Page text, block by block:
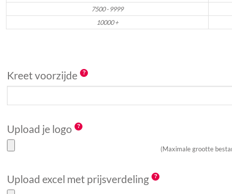
7500 - 9999
10000 +
Kreet voorzijde
Upload je logo
(Maximale grootte
Upload excel met prijsverdeling